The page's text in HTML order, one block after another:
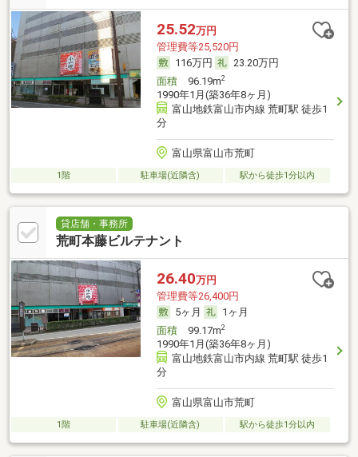
25.52万円
管理費等25,520円
116万円
23.20万円
面積96.19m2
1990年1月(築36年8ヶ月)
富山地鉄富山市内線 荒町駅 徒歩1
分
富山県富山市荒町
1階 駐車場(近隣含) 駅から徒歩1分以内
貸店舗・事務所
荒町本藤ビルテナント
26.40万円
管理費等26,400円
5ヶ月
1ヶ月
面積99.17m2
1990年1月(築36年8ヶ月)
富山地鉄富山市内線 荒町駅 徒歩1
分
富山県富山市荒町
1階 駐車場(近隣含) 駅から徒歩1分以内